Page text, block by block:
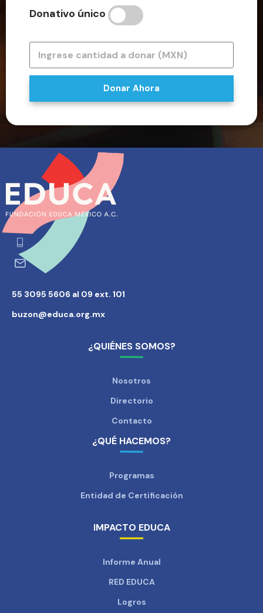
Donativo único
Donar Ahora
55 3095 5606 al 09 ext. 101
buzon@educa.org.mx
¿QUIÉNES SOMOS?
Nosotros
Directorio
Contacto
¿QUÉ HACEMOS?
Programas
Entidad de Certificación
IMPACTO EDUCA
Informe Anual
RED EDUCA
Logros